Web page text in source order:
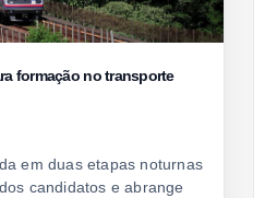
formação no transporte
em duas etapas noturnas
candidatos e abrange